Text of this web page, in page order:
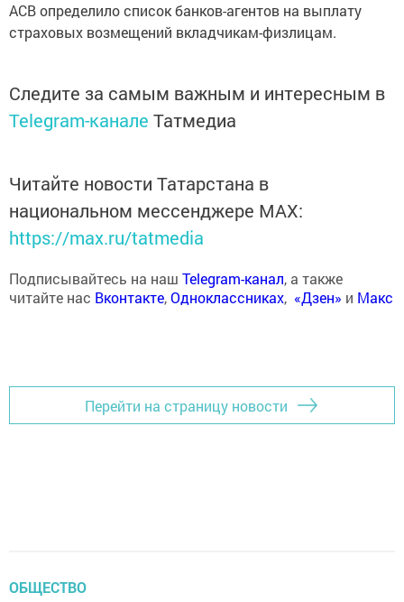
АСВ определило список банков-агентов на выплату
страховых возмещений вкладчикам-физлицам.
Следите за самым важным и интересным в
Telegram-канале Татмедиа
Читайте новости Татарстана в
национальном мессенджере MАХ:
https://max.ru/tatmedia
Подписывайтесь на наш Telegram-канал, а также
читайте нас Вконтакте,Одноклассниках, «Дзен» и Макс
Перейти на страницу новости
ОБЩЕСТВО